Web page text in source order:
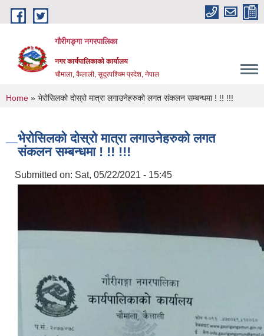
Skip to main content
गौरीगङ्गा नगरपालिका
नगर कार्यपालिकाको कार्यालय
चौमाला, कैलाली, सुदूरपश्चिम प्रदेश, नेपाल
You are here
Home » भेरोसिलको दोस्रो मात्रा लगाउनेहरुको लगत संकलन सम्बन्धमा ! !! !!!
भेरोसिलको दोस्रो मात्रा लगाउनेहरुको लगत
संकलन सम्बन्धमा ! !! !!!
Submitted on: Sat, 05/22/2021 - 15:45